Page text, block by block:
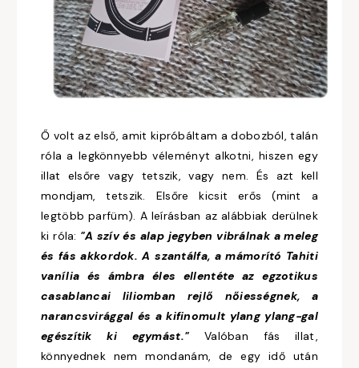
Ő volt az első, amit kipróbáltam a dobozból, talán
róla a legkönnyebb véleményt alkotni, hiszen egy
illat elsőre vagy tetszik, vagy nem. És azt kell
mondjam, tetszik. Elsőre kicsit erős (mint a
legtöbb parfüm). A leírásban az alábbiak derülnek
ki róla: "A szív és alap jegyben vibrálnak a meleg
és fás akkordok. A szantálfa, a mámorító Tahiti
vanília és ámbra éles ellentéte az egzotikus
casablancai liliomban rejlő nőiességnek, a
narancsvirággal és a kifinomult ylang ylang-gal
egészítik ki egymást." Valóban fás illat,
könnyednek nem mondanám, de egy idő után